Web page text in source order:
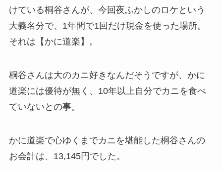
けている桐谷さんが、今回夜ふかしのロケという
大義名分で、1年間で1回だけ現金を使った場所。
それは【かに道楽】。
桐谷さんは大のカニ好きなんだそうですが、かに
道楽には優待が無く、10年以上自分でカニを食べ
ていないとの事。
かに道楽で心ゆくまでカニを堪能した桐谷さんの
お会計は、13,145円でした。